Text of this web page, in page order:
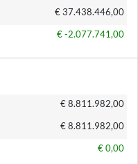
€ 37.438.446,00
€ -2.077.741,00
€ 8.811.982,00
€ 8.811.982,00
€ 0,00